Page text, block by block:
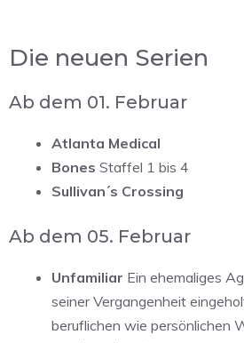
Die neuen Serien
Ab dem 01. Februar
Atlanta Medical
Bones Staffel 1 bis 4
Sullivan´s Crossing
Ab dem 05. Februar
Unfamiliar Ein ehemaliges
seiner Vergangenheit
beruflichen wie persönlichen